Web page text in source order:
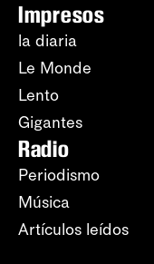
Impresos
la diaria
Le Monde
Lento
Gigantes
Radio
Periodismo
Música
Artículos leídos